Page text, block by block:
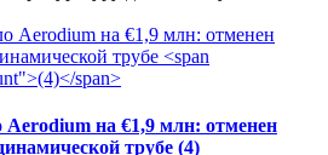
Aerodium на €1,9 млн: отменен
трубе (4)